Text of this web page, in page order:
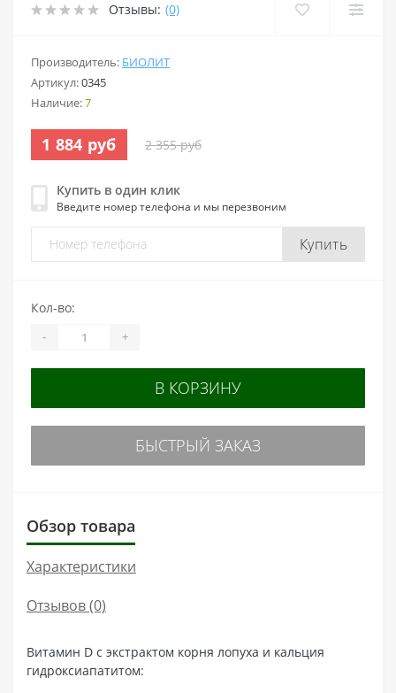
Отзывы: (0)
Производитель: БИОЛИТ
Артикул:0345
Наличие:7
1 884 руб 2 355 руб
Купить в один клик
Введите номер телефона и мы перезвоним
Купить
Кол-во:
- +
В КОРЗИНУ
БЫСТРЫЙ ЗАКАЗ
Обзор товара
Характеристики
Отзывов (0)
Витамин D с экстрактом корня лопуха и кальция
гидроксиапатитом: